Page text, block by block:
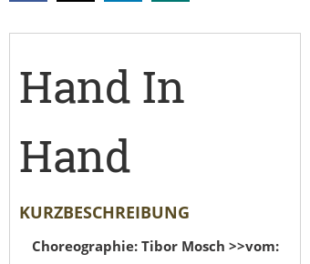
Hand In
Hand
KURZBESCHREIBUNG
Choreographie: Tibor Mosch >>vom: